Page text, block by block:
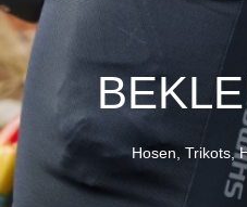
Hosen, Trikots,